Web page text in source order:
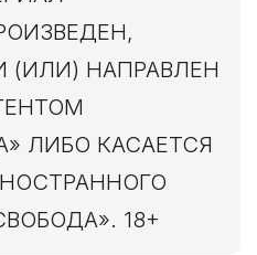
(ИЛИ) НАПРАВЛЕН
ЛИБО КАСАЕТСЯ
18+